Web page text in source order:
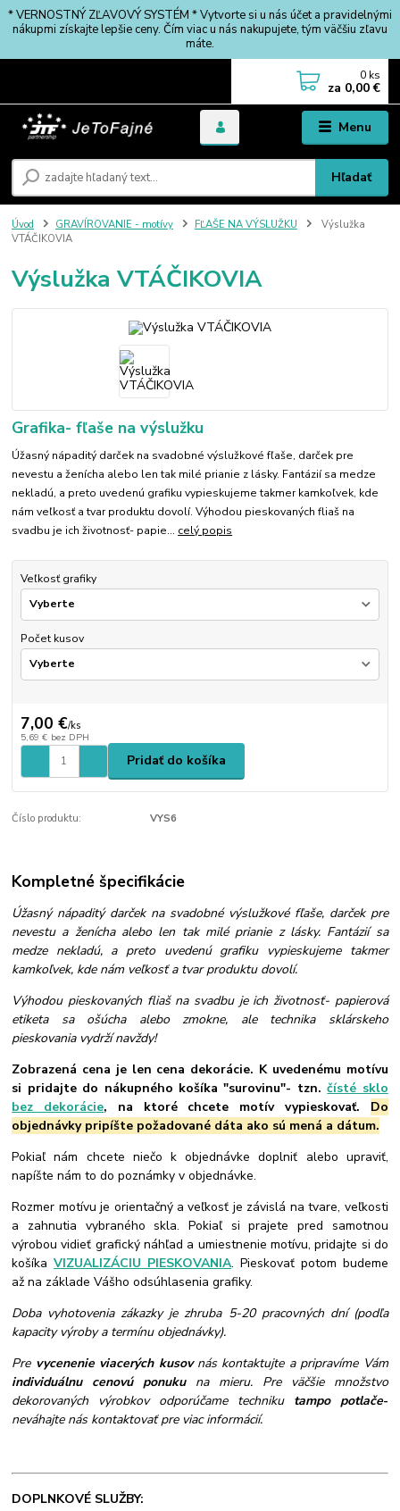
* VERNOSTNÝ ZĽAVOVÝ SYSTÉM * Vytvorte si u nás účet a pravidelnými
nákupmi získajte lepšie ceny. Čím viac u nás nakupujete, tým väčšiu zľavu
máte.
Menu
Hľadať
0 ks
za 0,00 €
Úvod GRAVÍROVANIE - motívy FĽAŠE NA VÝSLUŽKU
Výslužka
VTÁČIKOVIA
Výslužka VTÁČIKOVIA
Grafika- fľaše na výslužku
Úžasný nápaditý darček na svadobné výslužkové fľaše, darček pre
nevestu a ženícha alebo len tak milé prianie z lásky. Fantázií sa medze
nekladú, a preto uvedenú grafiku vypieskujeme takmer kamkoľvek, kde
nám veľkosť a tvar produktu dovolí. Výhodou pieskovaných fliaš na
svadbu je ich životnosť- papie... celý popis
Veľkosť grafiky
Počet kusov
7,00 €/ks
5,69 € bez DPH
Pridať do košíka
Číslo produktu: VYS6
Kompletné špecifikácie
Úžasný nápaditý darček na svadobné výslužkové fľaše, darček pre
nevestu a ženícha alebo len tak milé prianie z lásky. Fantázií sa
medze nekladú, a preto uvedenú grafiku vypieskujeme takmer
kamkoľvek, kde nám veľkosť a tvar produktu dovolí.
Výhodou pieskovaných fliaš na svadbu je ich životnosť- papierová
etiketa sa ošúcha alebo zmokne, ale technika sklárskeho
pieskovania vydrží navždy!
Zobrazená cena je len cena dekorácie. K uvedenému motívu
si pridajte do nákupného košíka "surovinu"- tzn.čísté sklo
bez dekorácie, na ktoré chcete motív vypieskovať. Do
objednávky pripíšte požadované dáta ako sú mená a dátum.
Pokiaľ nám chcete niečo k objednávke doplniť alebo upraviť,
napíšte nám to do poznámky v objednávke.
Rozmer motívu je orientačný a veľkosť je závislá na tvare, veľkosti
a zahnutia vybraného skla. Pokiaľ si prajete pred samotnou
výrobou vidieť grafický náhľad a umiestnenie motívu, pridajte si do
košíkaVIZUALIZÁCIU PIESKOVANIA. Pieskovať potom budeme
až na základe Vášho odsúhlasenia grafiky.
Doba vyhotovenia zákazky je zhruba 5-20 pracovných dní (podľa
kapacity výroby a termínu objednávky).
Pre vycenenie viacerých kusovnás kontaktujte a pripravíme Vám
individuálnu cenovú ponukuna mieru. Pre väčšie množstvo
dekorovaných výrobkov odporúčame techniku tampo potlače-
neváhajte nás kontaktovať pre viac informácií.
DOPLNKOVÉ SLUŽBY: